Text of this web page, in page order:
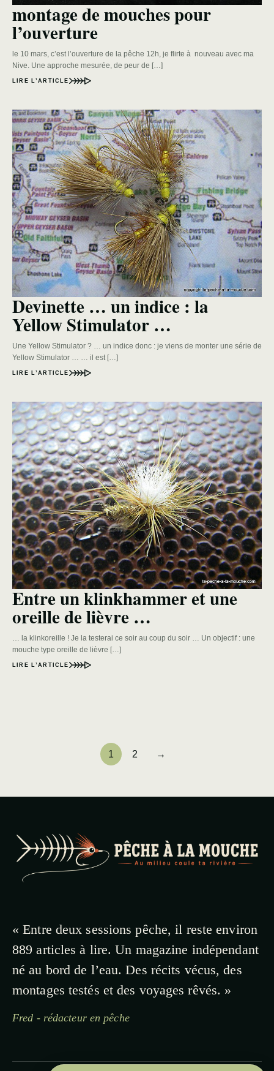
montage de mouches pour
l’ouverture
le 10 mars, c’est l’ouverture de la pêche 12h, je flirte à nouveau avec ma
Nive. Une approche mesurée, de peur de […]
LIRE L’ARTICLE
Devinette … un indice : la
Yellow Stimulator …
Une Yellow Stimulator ? … un indice donc : je viens de monter une série de
Yellow Stimulator … … il est […]
LIRE L’ARTICLE
Entre un klinkhammer et une
oreille de lièvre …
… la klinkoreille ! Je la testerai ce soir au coup du soir … Un objectif : une
mouche type oreille de lièvre […]
LIRE L’ARTICLE
1 2 →
« Entre deux sessions pêche, il reste environ
889 articles à lire. Un magazine indépendant
né au bord de l’eau. Des récits vécus, des
montages testés et des voyages rêvés. »
Fred - rédacteur en pêche